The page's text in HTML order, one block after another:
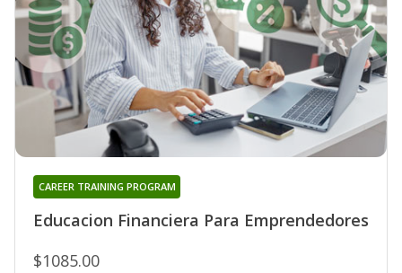
Educacion Financiera Para Emprendedores
CAREER TRAINING PROGRAM
$1085.00